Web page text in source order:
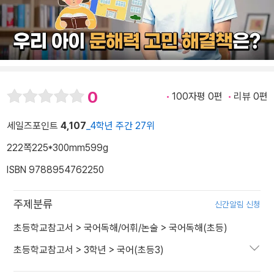
0 100자평 0편 리뷰 0편
세일즈포인트 4,107 _4학년 주간 27위
222쪽225*300mm599g
ISBN 9788954762250
주제분류 신간알림 신청
초등학교참고서 > 국어독해/어휘/논술 > 국어독해(초등)
초등학교참고서 > 3학년 > 국어(초등3)